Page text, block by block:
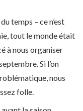
temps – ce n’est
tout le monde était
à nous organiser
Si l’on
nous
folle.